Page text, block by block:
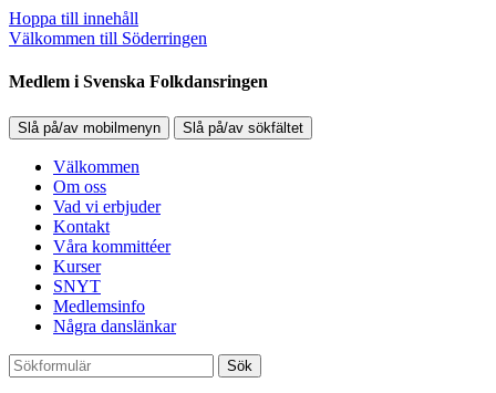
Hoppa till innehåll
Välkommen till Söderringen
Medlem i Svenska Folkdansringen
Slå på/av mobilmenyn Slå på/av sökfältet
Välkommen
Om oss
Vad vi erbjuder
Kontakt
Våra kommittéer
Kurser
SNYT
Medlemsinfo
Några danslänkar
Sök